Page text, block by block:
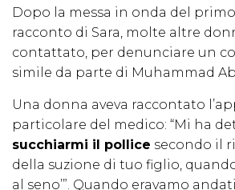
Dopo la messa in onda del primo
racconto di Sara, molte altre
contattato, per denunciare un
simile da parte di Muhammad
Una donna aveva raccontato
particolare del medico: “Mi ha
succhiarmi il pollice secondo il
della suzione di tuo figlio,
al seno’”. Quando eravamo